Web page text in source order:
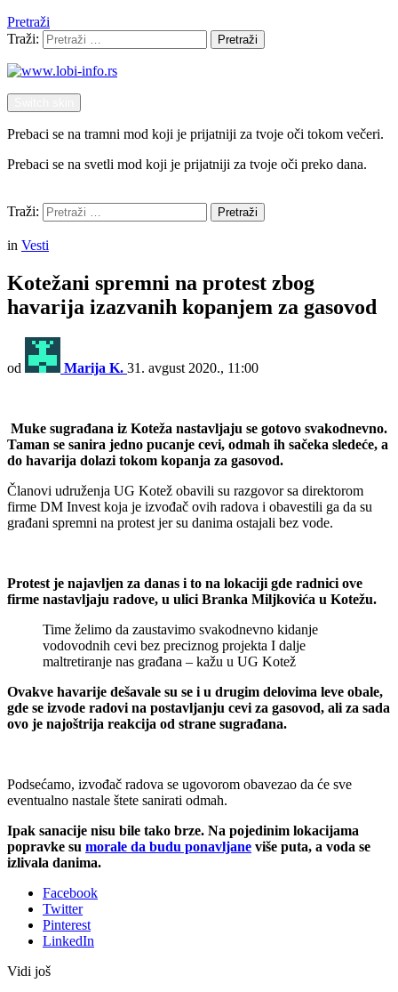
Pretraži
Traži:
Pretraži
Prebaci se na tramni mod koji je prijatniji za tvoje oči tokom večeri.
Prebaci se na svetli mod koji je prijatniji za tvoje oči preko dana.
Traži:
Pretraži
in Vesti
Kotežani spremni na protest zbog
havarija izazvanih kopanjem za gasovod
od Marija K. 31. avgust 2020., 11:00
Muke sugrađana iz Koteža nastavljaju se gotovo svakodnevno.
Taman se sanira jedno pucanje cevi, odmah ih sačeka sledeće, a
do havarija dolazi tokom kopanja za gasovod.
Članovi udruženja UG Kotež obavili su razgovor sa direktorom
firme DM Invest koja je izvođač ovih radova i obavestili ga da su
građani spremni na protest jer su danima ostajali bez vode.
Protest je najavljen za danas i to na lokaciji gde radnici ove
firme nastavljaju radove, u ulici Branka Miljkovića u Kotežu.
Time želimo da zaustavimo svakodnevno kidanje
vodovodnih cevi bez preciznog projekta I dalje
maltretiranje nas građana – kažu u UG Kotež
Ovakve havarije dešavale su se i u drugim delovima leve obale,
gde se izvode radovi na postavljanju cevi za gasovod, ali za sada
ovo je najoštrija reakcija od strane sugrađana.
Podsećamo, izvođač radova se ugovorom obavezao da će sve
eventualno nastale štete sanirati odmah.
Ipak sanacije nisu bile tako brze. Na pojedinim lokacijama
popravke su morale da budu ponavljane više puta, a voda se
izlivala danima.
Facebook
Twitter
Pinterest
LinkedIn
Vidi još